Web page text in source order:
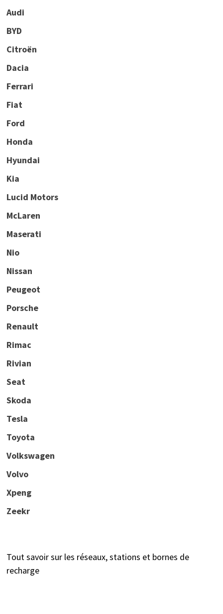
Audi
BYD
Citroën
Dacia
Ferrari
Fiat
Ford
Honda
Hyundai
Kia
Lucid Motors
McLaren
Maserati
Nio
Nissan
Peugeot
Porsche
Renault
Rimac
Rivian
Seat
Skoda
Tesla
Toyota
Volkswagen
Volvo
Xpeng
Zeekr
Tout savoir sur les réseaux, stations et bornes de
recharge